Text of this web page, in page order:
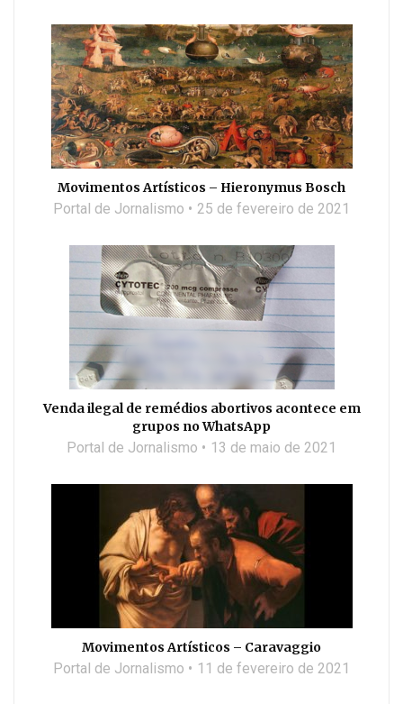
Movimentos Artísticos – Hieronymus Bosch
Portal de Jornalismo 25 de fevereiro de 2021
Venda ilegal de remédios abortivos acontece em
grupos no WhatsApp
Portal de Jornalismo 13 de maio de 2021
Movimentos Artísticos – Caravaggio
Portal de Jornalismo 11 de fevereiro de 2021